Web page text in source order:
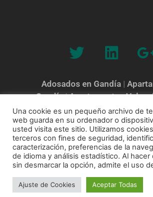
Adosados en Gandía |
Gandía|Apartamentos
Valencia|Inmobiliarias en Gandía|
Valencia|Venta de Viviendas en
Valencia|Venta de Casas en Valencia
en Gandía
45 48 info@coprusa.es |Aviso Legal |
Una cookie es un pequeño archivo de
web guarda en su ordenador o
usted visita este sitio. Utilizamos
terceros con fines de seguridad,
caracterización, preferencias de la
de idioma y análisis estadístico. Al hacer
sin desmarcar la opción, admite el uso
Ajuste de Cookies Aceptar Todas